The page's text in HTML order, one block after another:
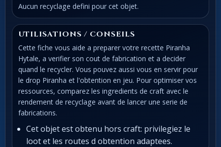
Aucun recyclage defini pour cet objet.
UTILISATIONS / CONSEILS
Cette fiche vous aide a preparer votre recette Piranha
Hytale, a verifier son cout de fabrication et a decider
quand le recycler. Vous pouvez aussi vous en servir pour
le drop Piranha et l'obtention en jeu. Pour optimiser vos
ressources, comparez les ingredients de craft avec le
rendement de recyclage avant de lancer une serie de
fabrications.
Cet objet est obtenu hors craft: privilegiez le
loot et les routes d obtention adaptees.